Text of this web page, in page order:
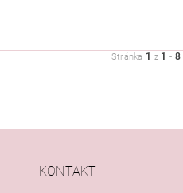
Stránka 1 z 1 - 8
KONTAKT